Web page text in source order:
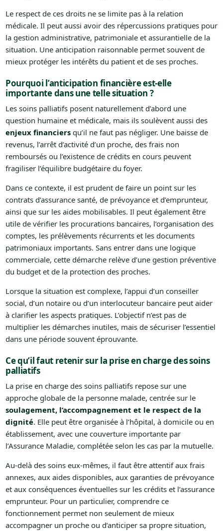
Le respect de ces droits ne se limite pas à la relation
médicale. Il peut aussi avoir des répercussions pratiques pour
la gestion administrative, patrimoniale et assurantielle de la
situation. Une anticipation raisonnable permet souvent de
mieux protéger les intérêts du patient et de ses proches.
Pourquoi l’anticipation financière est-elle
importante dans une telle situation ?
Les soins palliatifs posent naturellement d’abord une
question humaine et médicale, mais ils soulèvent aussi des
enjeux financiersqu’il ne faut pas négliger. Une baisse de
revenus, l’arrêt d’activité d’un proche, des frais non
remboursés ou l’existence de crédits en cours peuvent
fragiliser l’équilibre budgétaire du foyer.
Dans ce contexte, il est prudent de faire un point sur les
contrats d’assurance santé, de prévoyance et d’emprunteur,
ainsi que sur les aides mobilisables. Il peut également être
utile de vérifier les procurations bancaires, l’organisation des
comptes, les prélèvements récurrents et les documents
patrimoniaux importants. Sans entrer dans une logique
commerciale, cette démarche relève d’une gestion préventive
du budget et de la protection des proches.
Lorsque la situation est complexe, l’appui d’un conseiller
social, d’un notaire ou d’un interlocuteur bancaire peut aider
à clarifier les aspects pratiques. L’objectif n’est pas de
multiplier les démarches inutiles, mais de sécuriser l’essentiel
dans une période souvent éprouvante.
Ce qu’il faut retenir sur la prise en charge des soins
palliatifs
La prise en charge des soins palliatifs repose sur une
approche globale de la personne malade, centrée sur le
soulagement, l’accompagnement et le respect de la
dignité. Elle peut être organisée à l’hôpital, à domicile ou en
établissement, avec une couverture importante par
l’Assurance Maladie, complétée selon les cas par la mutuelle.
Au-delà des soins eux-mêmes, il faut être attentif aux frais
annexes, aux aides disponibles, aux garanties de prévoyance
et aux conséquences éventuelles sur les crédits et l’assurance
emprunteur. Pour un particulier, comprendre ce
fonctionnement permet non seulement de mieux
accompagner un proche ou d’anticiper sa propre situation,